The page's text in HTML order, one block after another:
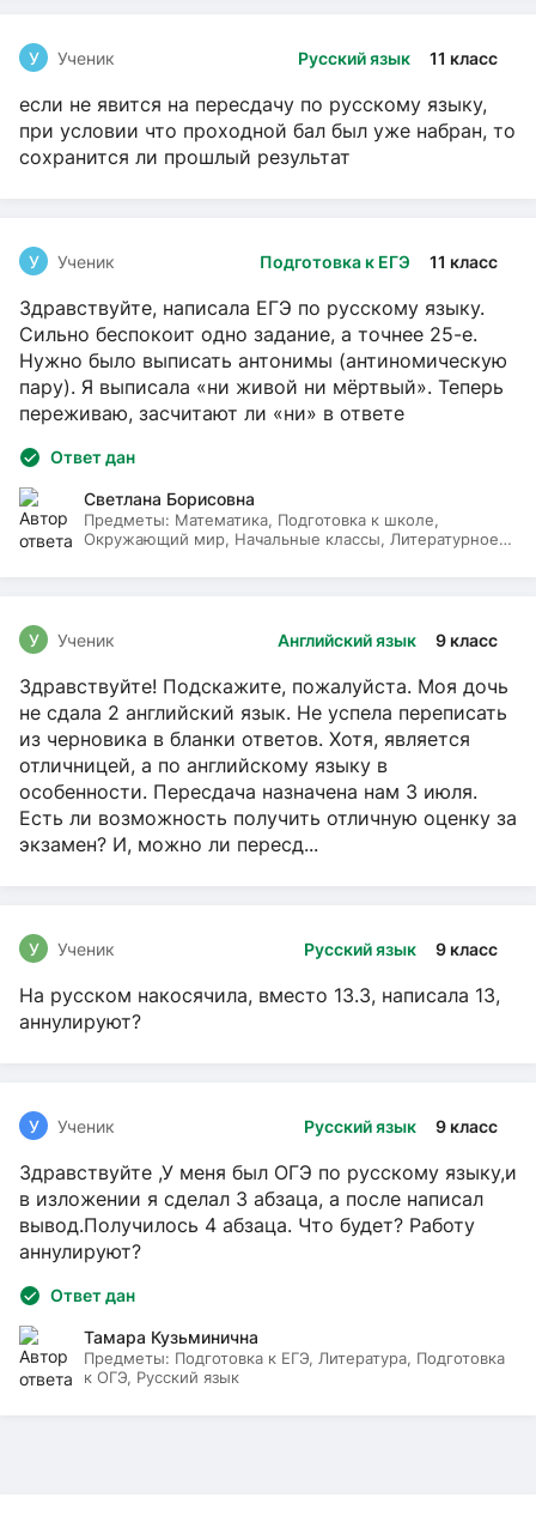
Русский язык 11 класс
У Ученик
если не явится на пересдачу по русскому языку,
при условии что проходной бал был уже набран, то
сохранится ли прошлый результат
Подготовка к ЕГЭ 11 класс
У Ученик
Здравствуйте, написала ЕГЭ по русскому языку.
Сильно беспокоит одно задание, а точнее 25-е.
Нужно было выписать антонимы (антиномическую
пару). Я выписала «ни живой ни мёртвый». Теперь
переживаю, засчитают ли «ни» в ответе
Ответ дан
Светлана Борисовна
Предметы: Математика, Подготовка к школе,
Окружающий мир, Начальные классы, Литературное
Английский язык 9 класс
У Ученик
Здравствуйте! Подскажите, пожалуйста. Моя дочь
не сдала 2 английский язык. Не успела переписать
из черновика в бланки ответов. Хотя, является
отличницей, а по английскому языку в
особенности. Пересдача назначена нам 3 июля.
Есть ли возможность получить отличную оценку за
экзамен? И, можно ли пересд...
Русский язык 9 класс
У Ученик
На русском накосячила, вместо 13.3, написала 13,
аннулируют?
Русский язык 9 класс
У Ученик
Здравствуйте ,У меня был ОГЭ по русскому языку,и
в изложении я сделал 3 абзаца, а после написал
вывод.Получилось 4 абзаца. Что будет? Работу
аннулируют?
Ответ дан
Тамара Кузьминична
Предметы: Подготовка к ЕГЭ, Литература, Подготовка
к ОГЭ, Русский язык